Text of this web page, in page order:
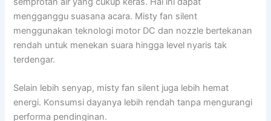
mengganggu suasana acara. Misty fan silent
menggunakan teknologi motor DC dan nozzle bertekanan
rendah untuk menekan suara hingga level nyaris tak
terdengar.
Selain lebih senyap, misty fan silent juga lebih hemat
energi. Konsumsi dayanya lebih rendah tanpa mengurangi
performa pendinginan.